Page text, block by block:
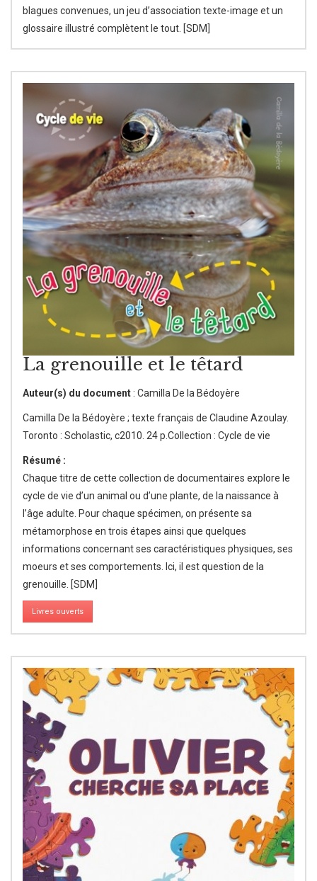
blagues convenues, un jeu d’association texte-image et un
glossaire illustré complètent le tout. [SDM]
La grenouille et le têtard
Auteur(s) du document : Camilla De la Bédoyère
Camilla De la Bédoyère ; texte français de Claudine Azoulay.
Toronto : Scholastic, c2010. 24 p.Collection : Cycle de vie
Résumé :
Chaque titre de cette collection de documentaires explore le
cycle de vie d’un animal ou d’une plante, de la naissance à
l’âge adulte. Pour chaque spécimen, on présente sa
métamorphose en trois étapes ainsi que quelques
informations concernant ses caractéristiques physiques, ses
moeurs et ses comportements. Ici, il est question de la
grenouille. [SDM]
Livres ouverts